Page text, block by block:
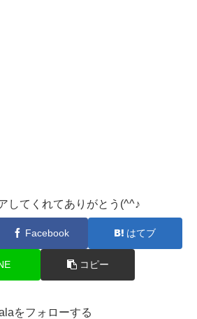
してくれてありがとう(^^♪
Facebook はてブ
コピー
をフォローする